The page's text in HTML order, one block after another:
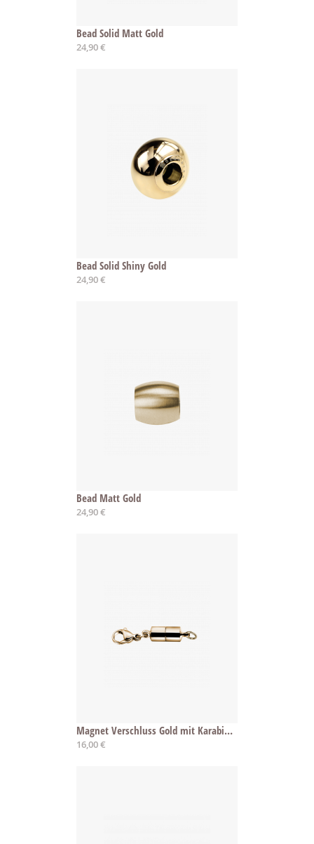
Bead Solid Matt Gold
24,90 €
Bead Solid Shiny Gold
24,90 €
Bead Matt Gold
24,90 €
Magnet Verschluss Gold mit Karabiner
16,00 €